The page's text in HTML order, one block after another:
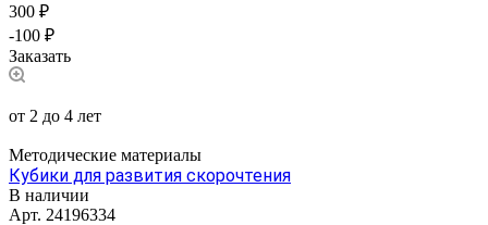
300 ₽
-100 ₽
Заказать
от 2 до 4 лет
Методические материалы
Кубики для развития скорочтения
В наличии
Арт. 24196334